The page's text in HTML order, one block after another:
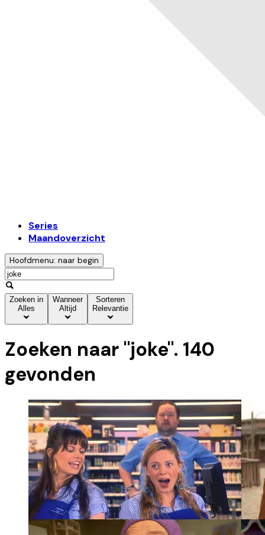
Series
Maandoverzicht
Hoofdmenu: naar begin
Zoeken in
Alles
Wanneer
Altijd
Sorteren
Relevantie
Zoeken naar "joke". 140
gevonden